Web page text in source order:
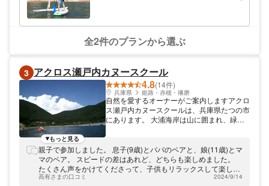
全2件のプランから選ぶ
3 アクロス瀬戸内カヌースクール
4.8(14件)
兵庫県 姫路・赤穂・播磨
自然を愛するオーナーがご案内しますアクロ
ス瀬戸内カヌースクールは、兵庫県たつの市
にあります。 大浦海岸は山に囲まれ、緑に
クセスも良く、たくさんののお客さまがいら
っしゃいますが、訪れる方は口々に「都会の
近くにこんなに美しい自然が！？」と驚かれ
もっと見る
親子で参加しました。 息子(9歳)とパパのペアと、娘(11歳)とマ
マのペア。 スピードの差はあれど、どちらも楽しめました。
たくさん声をかけてくださって、子供もリラックスして楽しめ
ました。 ありがとうございました♪
高有さまの口コミ 2024/9/14